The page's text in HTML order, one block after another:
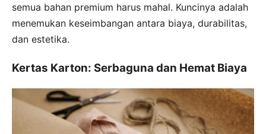
semua bahan premium harus mahal. Kuncinya adalah
menemukan keseimbangan antara biaya, durabilitas,
dan estetika.
Kertas Karton: Serbaguna dan Hemat Biaya